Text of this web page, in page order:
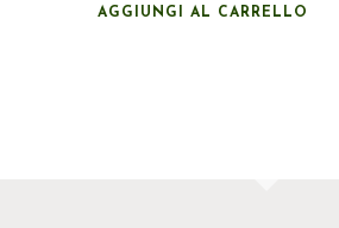
AGGIUNGI AL CARRELLO